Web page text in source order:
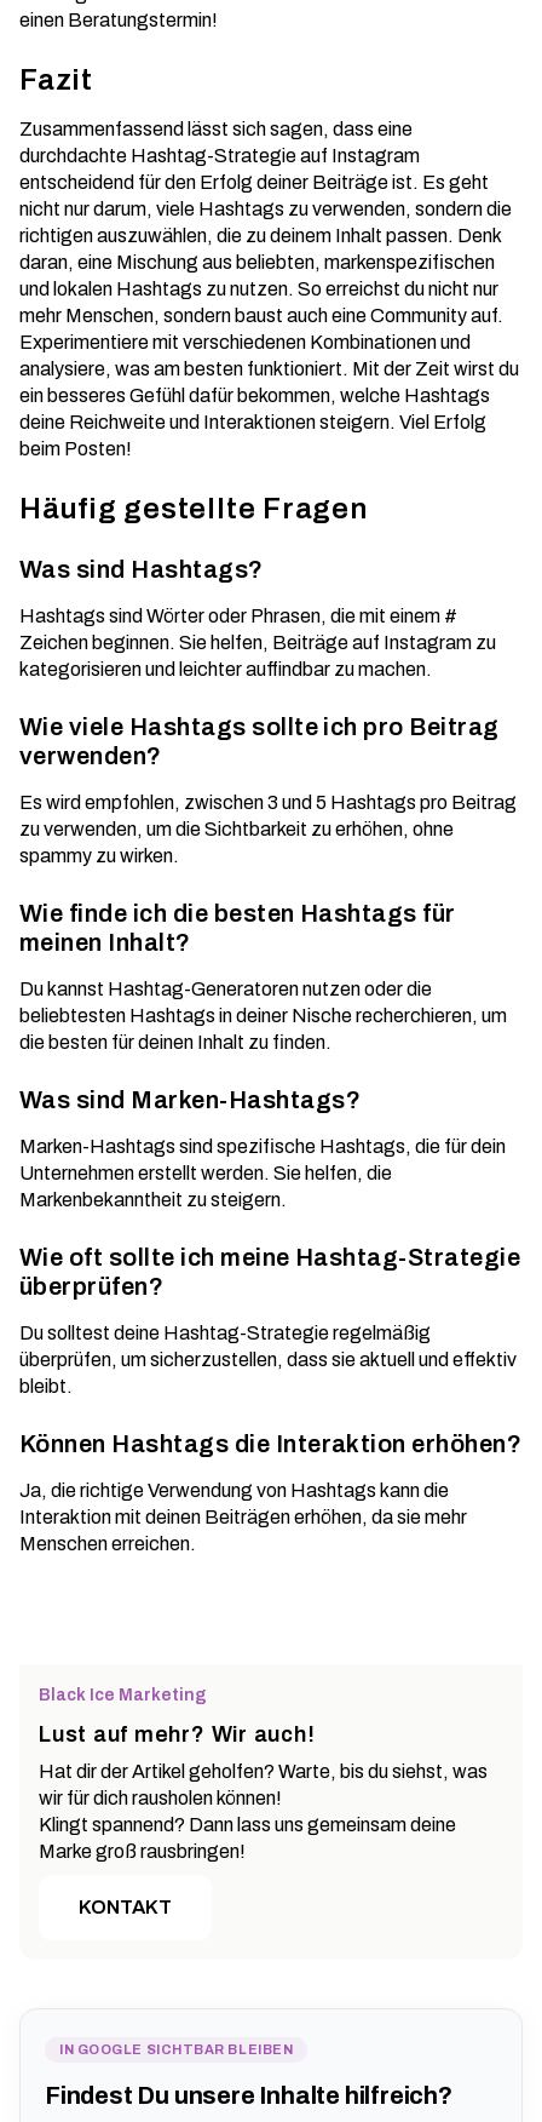
einen Beratungstermin!
Fazit
Zusammenfassend lässt sich sagen, dass eine
durchdachte Hashtag-Strategie auf Instagram
entscheidend für den Erfolg deiner Beiträge ist. Es geht
nicht nur darum, viele Hashtags zu verwenden, sondern die
richtigen auszuwählen, die zu deinem Inhalt passen. Denk
daran, eine Mischung aus beliebten, markenspezifischen
und lokalen Hashtags zu nutzen. So erreichst du nicht nur
mehr Menschen, sondern baust auch eine Community auf.
Experimentiere mit verschiedenen Kombinationen und
analysiere, was am besten funktioniert. Mit der Zeit wirst du
ein besseres Gefühl dafür bekommen, welche Hashtags
deine Reichweite und Interaktionen steigern. Viel Erfolg
beim Posten!
Häufig gestellte Fragen
Was sind Hashtags?
Hashtags sind Wörter oder Phrasen, die mit einem #
Zeichen beginnen. Sie helfen, Beiträge auf Instagram zu
kategorisieren und leichter auffindbar zu machen.
Wie viele Hashtags sollte ich pro Beitrag
verwenden?
Es wird empfohlen, zwischen 3 und 5 Hashtags pro Beitrag
zu verwenden, um die Sichtbarkeit zu erhöhen, ohne
spammy zu wirken.
Wie finde ich die besten Hashtags für
meinen Inhalt?
Du kannst Hashtag-Generatoren nutzen oder die
beliebtesten Hashtags in deiner Nische recherchieren, um
die besten für deinen Inhalt zu finden.
Was sind Marken-Hashtags?
Marken-Hashtags sind spezifische Hashtags, die für dein
Unternehmen erstellt werden. Sie helfen, die
Markenbekanntheit zu steigern.
Wie oft sollte ich meine Hashtag-Strategie
überprüfen?
Du solltest deine Hashtag-Strategie regelmäßig
überprüfen, um sicherzustellen, dass sie aktuell und effektiv
bleibt.
Können Hashtags die Interaktion erhöhen?
Ja, die richtige Verwendung von Hashtags kann die
Interaktion mit deinen Beiträgen erhöhen, da sie mehr
Menschen erreichen.
Black Ice Marketing
Lust auf mehr? Wir auch!
Hat dir der Artikel geholfen? Warte, bis du siehst, was
wir für dich rausholen können!
Klingt spannend? Dann lass uns gemeinsam deine
Marke groß rausbringen!
KONTAKT
IN GOOGLE SICHTBAR BLEIBEN
Findest Du unsere Inhalte hilfreich?